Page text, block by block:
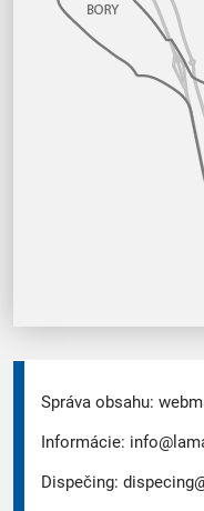
Správa obsahu:
Informácie:
Dispečing: